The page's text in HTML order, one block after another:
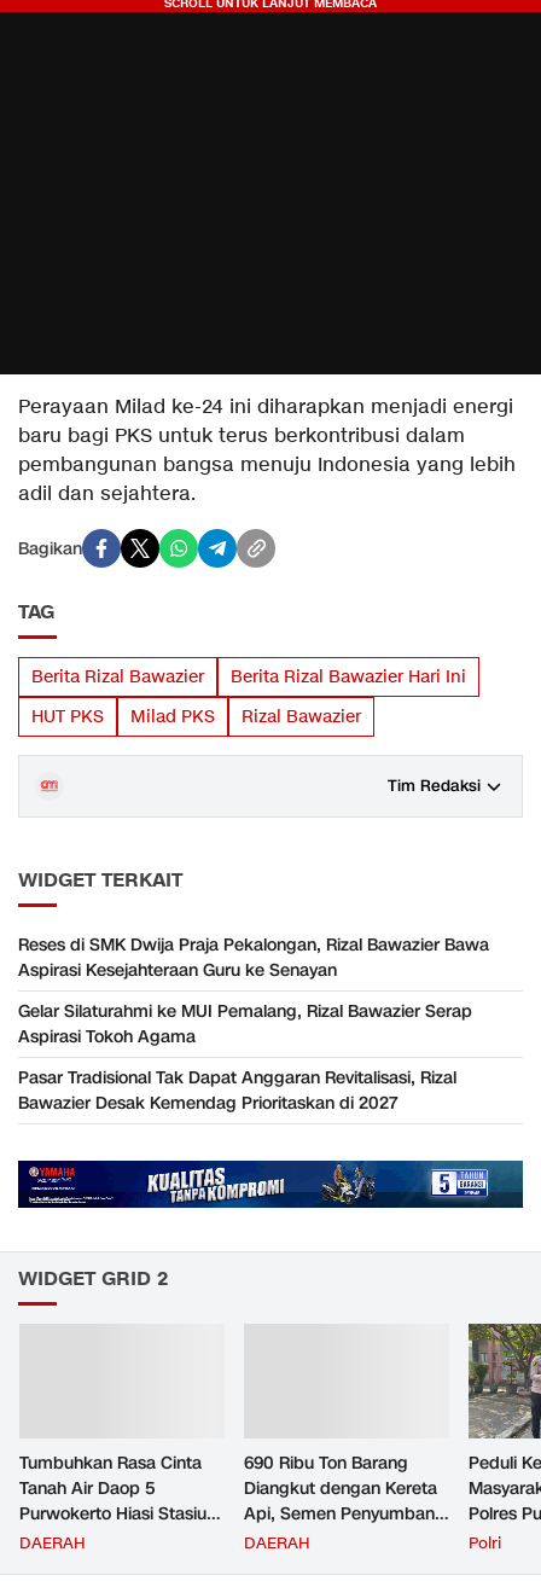
​Perayaan Milad ke-24 ini diharapkan menjadi energi
baru bagi PKS untuk terus berkontribusi dalam
pembangunan bangsa menuju Indonesia yang lebih
adil dan sejahtera.
Bagikan
TAG
Berita Rizal Bawazier
Berita Rizal Bawazier Hari Ini
HUT PKS
Milad PKS Rizal Bawazier
Tim Redaksi
WIDGET TERKAIT
Reses di SMK Dwija Praja Pekalongan, Rizal Bawazier Bawa
Aspirasi Kesejahteraan Guru ke Senayan
Gelar Silaturahmi ke MUI Pemalang, Rizal Bawazier Serap
Aspirasi Tokoh Agama
Pasar Tradisional Tak Dapat Anggaran Revitalisasi, Rizal
Bawazier Desak Kemendag Prioritaskan di 2027
WIDGET GRID 2
Tumbuhkan Rasa Cinta
Tanah Air Daop 5
Purwokerto Hiasi Stasiun
dengan Ornamen
DAERAH
690 Ribu Ton Barang
Diangkut dengan Kereta
Api, Semen Penyumbang
Volume Terbesar
DAERAH
Peduli
Polres
Jemput
Polri